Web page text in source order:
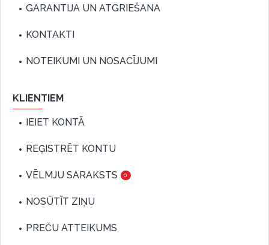
GARANTIJA UN ATGRIEŠANA
KONTAKTI
NOTEIKUMI UN NOSACĪJUMI
KLIENTIEM
IEIET KONTĀ
REĢISTRĒT KONTU
VĒLMJU SARAKSTS 0
NOSŪTĪT ZIŅU
PREČU ATTEIKUMS